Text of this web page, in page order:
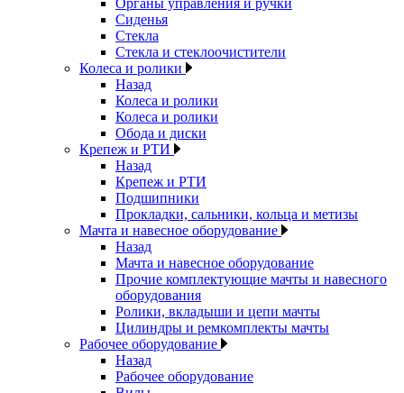
Органы управления и ручки
Сиденья
Стекла
Стекла и стеклоочистители
Колеса и ролики
Назад
Колеса и ролики
Колеса и ролики
Обода и диски
Крепеж и РТИ
Назад
Крепеж и РТИ
Подшипники
Прокладки, сальники, кольца и метизы
Мачта и навесное оборудование
Назад
Мачта и навесное оборудование
Прочие комплектующие мачты и навесного
оборудования
Ролики, вкладыши и цепи мачты
Цилиндры и ремкомплекты мачты
Рабочее оборудование
Назад
Рабочее оборудование